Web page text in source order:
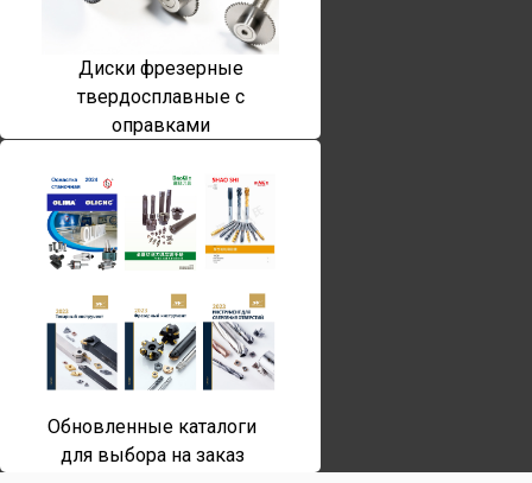
Диски фрезерные
твердосплавные с
оправками
Обновленные каталоги
для выбора на заказ